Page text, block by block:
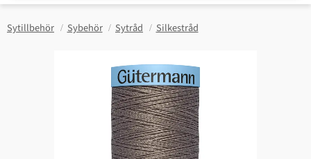
Sytillbehör Sybehör Sytråd Silkestråd